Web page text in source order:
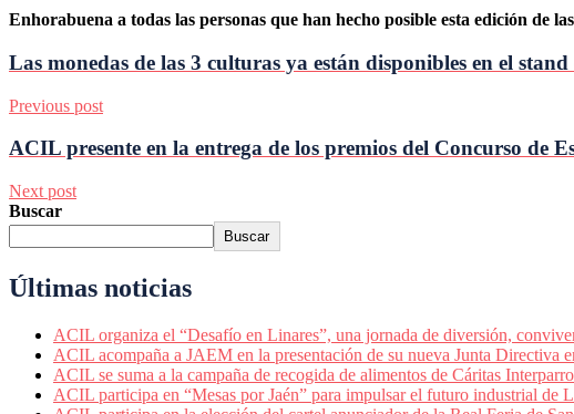
Enhorabuena a todas las personas que han hecho posible esta edición de
Las monedas de las 3 culturas ya están disponibles en el
Previous post
ACIL presente en la entrega de los premios del Concurso de
Next post
Buscar
Buscar
Últimas noticias
ACIL organiza el “Desafío en Linares”, una jornada de diversión,
ACIL acompaña a JAEM en la presentación de su nueva Junta Directiva
ACIL se suma a la campaña de recogida de alimentos de Cáritas
ACIL participa en “Mesas por Jaén” para impulsar el futuro industrial de